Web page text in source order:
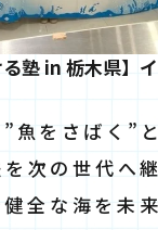
る塾 in 栃木県】
魚をさばく”
次の世代へ
全な海を未